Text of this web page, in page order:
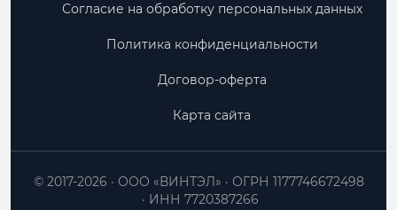
Согласие на обработку персональных данных
Политика конфиденциальности
Договор-оферта
Карта сайта
ООО «ВИНТЭЛ»
ОГРН 1177746672498
ИНН 7720387266
© 2017-2026